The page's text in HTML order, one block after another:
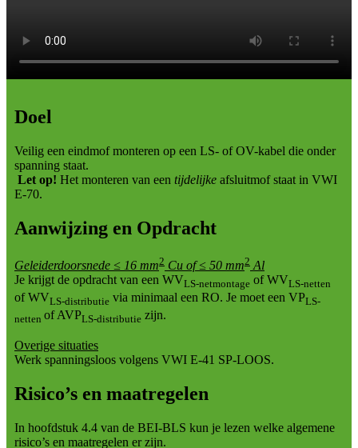
Doel
Veilig een eindmof monteren op een LS- of OV-kabel die onder
spanning staat.
Let op! Het monteren van een tijdelijke afsluitmof staat in VWI
E-70.
Aanwijzing en Opdracht
Geleiderdoorsnede ≤ 16 mm2 Cu of ≤ 50 mm2 Al
Je krijgt de opdracht van een WVLS-netmontage of WVLS-netten
of WVLS-distributie via minimaal een RO. Je moet een VPLS-
netten of AVPLS-distributie zijn.
Overige situaties
Werk spanningsloos volgens VWI E-41 SP-LOOS.
Risico’s en maatregelen
In hoofdstuk 4.4 van de BEI-BLS kun je lezen welke algemene
risico’s en maatregelen er zijn.